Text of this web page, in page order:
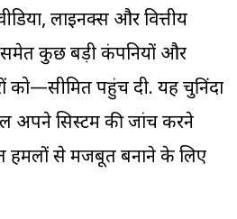
लाइनक्स और वित्तीय
समेत कुछ बड़ी कंपनियों और
को—सीमित पहुंच दी. यह चुनिंदा
अपने सिस्टम की जांच करने
हमलों से मजबूत बनाने के लिए